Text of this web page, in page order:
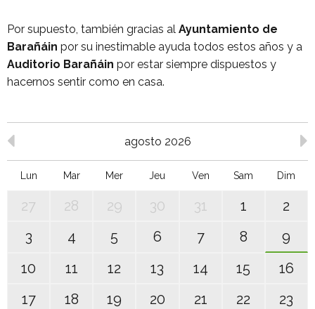
Por supuesto, también gracias al Ayuntamiento de
Barañáin por su inestimable ayuda todos estos años y a
Auditorio Barañáin por estar siempre dispuestos y
hacernos sentir como en casa.
agosto 2026
Lun Mar Mer Jeu Ven Sam Dim
27 28 29 30 31 1
2
3
4 5 6 7 8
9
10
11 12 13 14 15
16
17
18 19 20 21 22
23